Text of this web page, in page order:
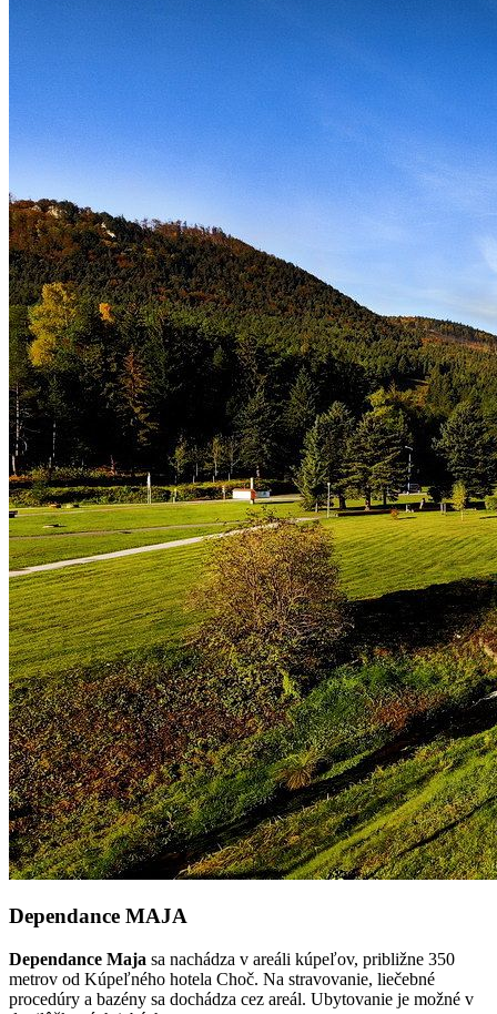
Dependance MAJA
Dependance Maja sa nachádza v areáli kúpeľov, približne 350
metrov od Kúpeľného hotela Choč. Na stravovanie, liečebné
procedúry a bazény sa dochádza cez areál. Ubytovanie je možné v